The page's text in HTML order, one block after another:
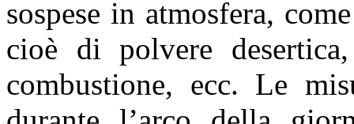
sospese in atmosfera,
cioè di polvere
combustione, ecc. Le